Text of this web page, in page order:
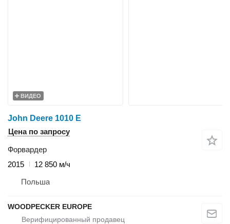
ВИДЕО
John Deere 1010 E
Цена по запросу
Форвардер
2015
12 850 м/ч
Польша
WOODPECKER EUROPE